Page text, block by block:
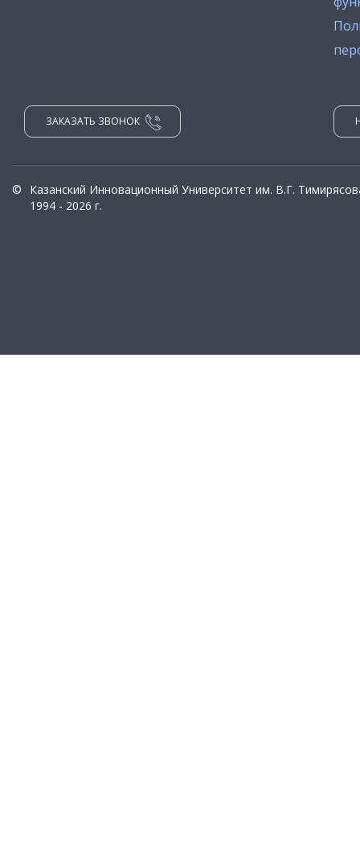
ЗАКАЗАТЬ ЗВОНОК
©
Казанский Инновационный Университет им. В.Г.
1994 - 2026 г.